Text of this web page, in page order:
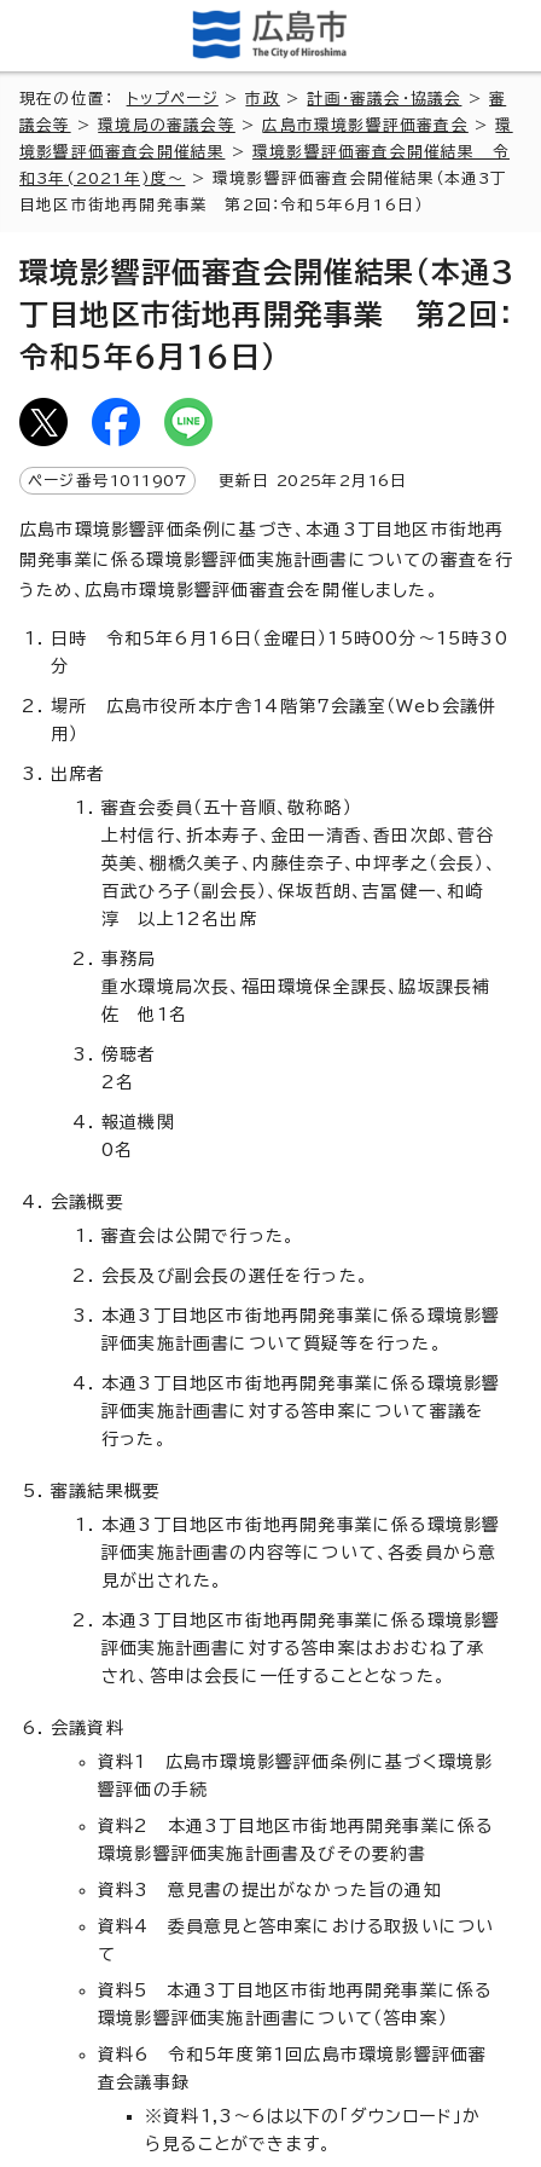
現在の位置： トップページ >市政 >計画・審議会・協議会 >審
議会等
>環境局の審議会等 >広島市環境影響評価審査会 >環
境影響評価審査会開催結果
>環境影響評価審査会開催結果 令
和3年(2021年)度～
> 環境影響評価審査会開催結果（本通3丁
目地区市街地再開発事業 第2回：令和5年6月16日）
環境影響評価審査会開催結果（本通3
丁目地区市街地再開発事業 第2回：
令和5年6月16日）
ページ番号 1011907 更新日 2025年2月 16 日
広島市環境影響評価条例に基づき、本通3丁目地区市街地再
開発事業に係る環境影響評価実施計画書についての審査を行
うため、広島市環境影響評価審査会を開催しました。
日時 令和5年6月16日（金曜日）15時00分～15時30
分
場所 広島市役所本庁舎14階第7会議室（Web会議併
用）
出席者
審査会委員（五十音順、敬称略）
上村信行、折本寿子、金田一清香、香田次郎、菅谷
英美、棚橋久美子、内藤佳奈子、中坪孝之（会長）、
百武ひろ子（副会長）、保坂哲朗、吉冨健一、和崎
淳 以上12名出席
事務局
重水環境局次長、福田環境保全課長、脇坂課長補
佐 他1名
傍聴者
2名
報道機関
0名
会議概要
審査会は公開で行った。
会長及び副会長の選任を行った。
本通3丁目地区市街地再開発事業に係る環境影響
評価実施計画書について質疑等を行った。
本通3丁目地区市街地再開発事業に係る環境影響
評価実施計画書に対する答申案について審議を
行った。
審議結果概要
本通3丁目地区市街地再開発事業に係る環境影響
評価実施計画書の内容等について、各委員から意
見が出された。
本通3丁目地区市街地再開発事業に係る環境影響
評価実施計画書に対する答申案はおおむね了承
され、答申は会長に一任することとなった。
会議資料
資料1 広島市環境影響評価条例に基づく環境影
響評価の手続
資料2 本通3丁目地区市街地再開発事業に係る
環境影響評価実施計画書及びその要約書
資料3 意見書の提出がなかった旨の通知
資料4 委員意見と答申案における取扱いについ
て
資料5 本通3丁目地区市街地再開発事業に係る
環境影響評価実施計画書について（答申案）
資料6 令和5年度第1回広島市環境影響評価審
査会議事録
※資料1,3～6は以下の「ダウンロード」か
ら見ることができます。